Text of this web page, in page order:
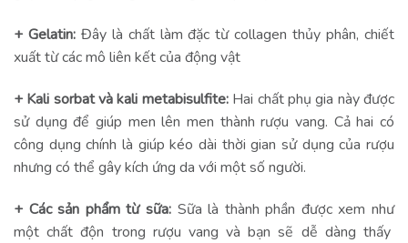
+ Gelatin:Đây là chất làm đặc từ collagen thủy phân, chiết
xuất từ các mô liên kết của động vật
+ Kali sorbat và kali metabisulfite:Hai chất phụ gia này được
sử dụng để giúp men lên men thành rượu vang. Cả hai có
công dụng chính là giúp kéo dài thời gian sử dụng của rượu
nhưng có thể gây kích ứng da với một số người.
+ Các sản phẩm từ sữa:Sữa là thành phần được xem như
một chất độn trong rượu vang và bạn sẽ dễ dàng thấy